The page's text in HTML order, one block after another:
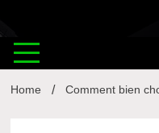
Home Comment bien